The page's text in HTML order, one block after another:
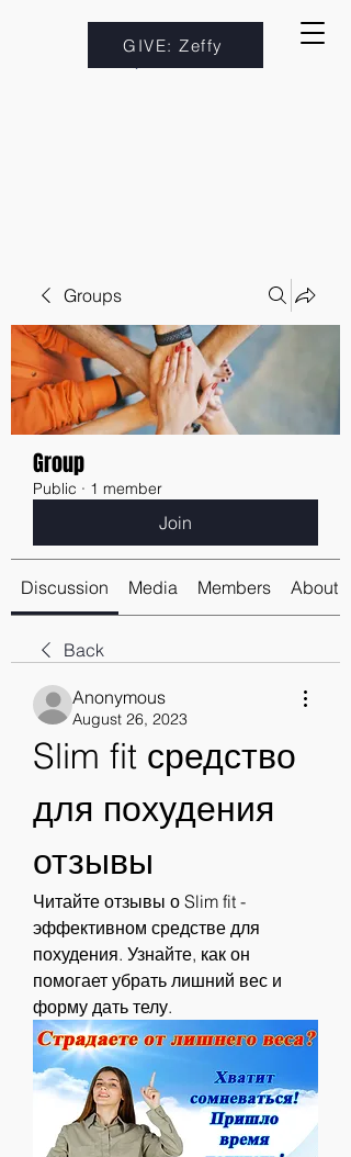
GIVE: Zeffy
Groups
Group
Public · 1 member
Join
Discussion Media Members About
Back
Anonymous
August 26, 2023
Slim fit средство
для похудения
отзывы
Читайте отзывы о Slim fit -
эффективном средстве для
похудения. Узнайте, как он
помогает убрать лишний вес и
форму дать телу.